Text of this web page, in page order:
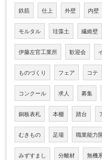
鉄筋 仕上 外壁 内壁
モルタル 珪藻土 繊維壁
伊藤左官工業所 歓迎会
ものづくり フェア コテ
コンクール 求人 募集
銅板表札 本棚 踏台
むきもの 足場 職業能力
みずすまし 分離材 無機